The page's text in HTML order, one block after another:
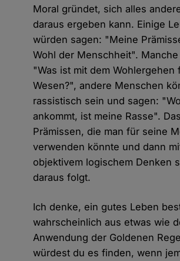
Moral gründet, sich alles
daraus ergeben kann. Einige
würden sagen: "Meine
Wohl der Menschheit".
"Was ist mit dem Wohlergehen
Wesen?", andere Menschen
rassistisch sein und sagen:
ankommt, ist meine Rasse".
Prämissen, die man für seine
verwenden könnte und dann
objektivem logischem Denken
daraus folgt.
Ich denke, ein gutes Leben
wahrscheinlich aus etwas wie
Anwendung der Goldenen
würdest du es finden, wenn